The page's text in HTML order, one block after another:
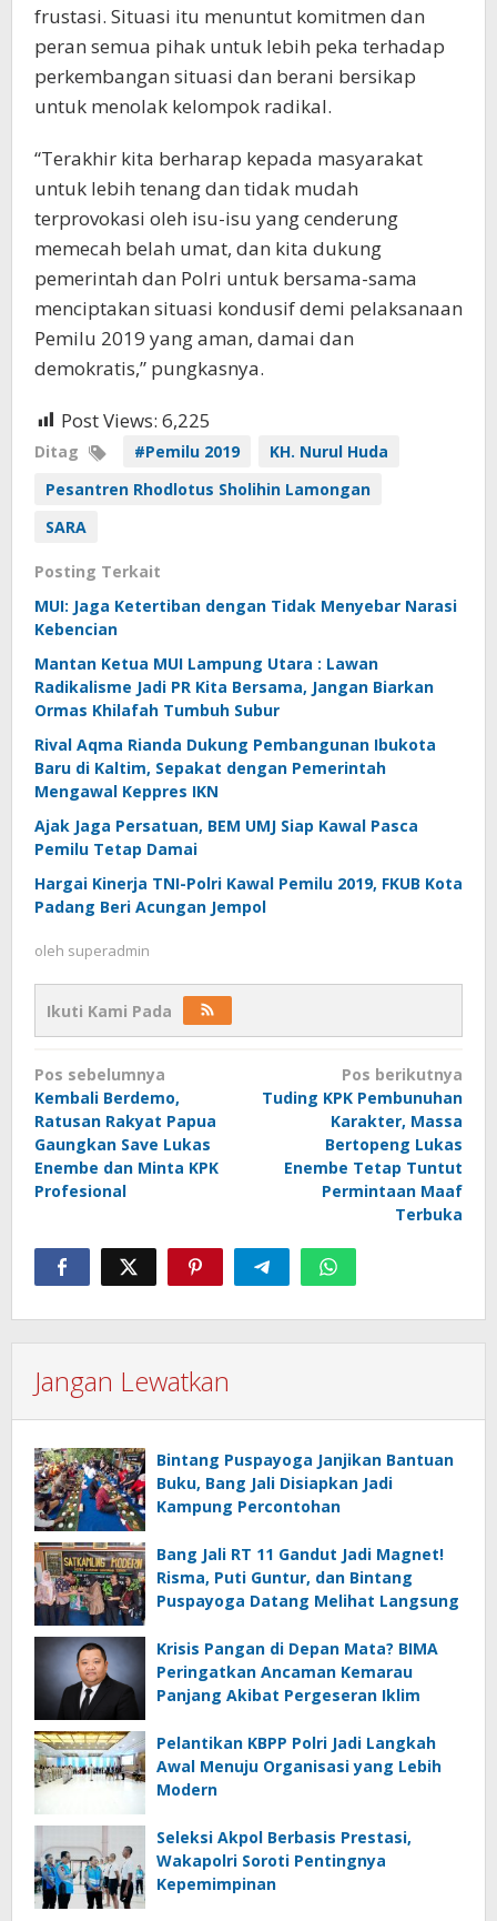
frustasi. Situasi itu menuntut komitmen dan
peran semua pihak untuk lebih peka terhadap
perkembangan situasi dan berani bersikap
untuk menolak kelompok radikal.
“Terakhir kita berharap kepada masyarakat
untuk lebih tenang dan tidak mudah
terprovokasi oleh isu-isu yang cenderung
memecah belah umat, dan kita dukung
pemerintah dan Polri untuk bersama-sama
menciptakan situasi kondusif demi pelaksanaan
Pemilu 2019 yang aman, damai dan
demokratis,” pungkasnya.
Post Views: 6,225
Ditag #Pemilu 2019
KH. Nurul Huda
Pesantren Rhodlotus Sholihin Lamongan
SARA
Posting Terkait
MUI: Jaga Ketertiban dengan Tidak Menyebar Narasi
Kebencian
Mantan Ketua MUI Lampung Utara : Lawan
Radikalisme Jadi PR Kita Bersama, Jangan Biarkan
Ormas Khilafah Tumbuh Subur
Rival Aqma Rianda Dukung Pembangunan Ibukota
Baru di Kaltim, Sepakat dengan Pemerintah
Mengawal Keppres IKN
Ajak Jaga Persatuan, BEM UMJ Siap Kawal Pasca
Pemilu Tetap Damai
Hargai Kinerja TNI-Polri Kawal Pemilu 2019, FKUB Kota
Padang Beri Acungan Jempol
oleh superadmin
Ikuti Kami Pada
Navigasi
pos
Pos sebelumnya
Kembali Berdemo,
Ratusan Rakyat Papua
Gaungkan Save Lukas
Enembe dan Minta KPK
Profesional
Pos berikutnya
Tuding KPK Pembunuhan
Karakter, Massa
Bertopeng Lukas
Enembe Tetap Tuntut
Permintaan Maaf
Terbuka
Jangan Lewatkan
Bintang Puspayoga Janjikan Bantuan
Buku, Bang Jali Disiapkan Jadi
Kampung Percontohan
Bang Jali RT 11 Gandut Jadi Magnet!
Risma, Puti Guntur, dan Bintang
Puspayoga Datang Melihat Langsung
Krisis Pangan di Depan Mata? BIMA
Peringatkan Ancaman Kemarau
Panjang Akibat Pergeseran Iklim
Pelantikan KBPP Polri Jadi Langkah
Awal Menuju Organisasi yang Lebih
Modern
Seleksi Akpol Berbasis Prestasi,
Wakapolri Soroti Pentingnya
Kepemimpinan